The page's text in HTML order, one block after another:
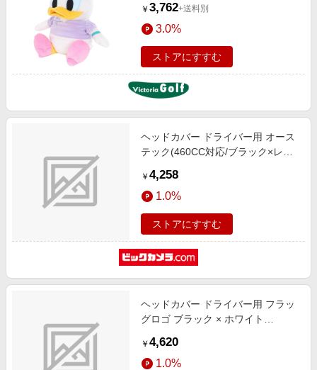
￥ 3,762+送料別
3.0%
ストアにすすむ
ヘッドカバー ドライバー用 オース
テック(460CC対応/ブラック×レッ
￥ 4,258
1.0%
ストアにすすむ
ヘッドカバー ドライバー用 フラッ
グロゴ ブラック × ホワイト
￥ 4,620
1.0%